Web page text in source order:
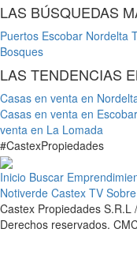
LAS BÚSQUEDAS
Puertos Escobar Nordelta
Bosques
LAS TENDENCIAS
Casas en venta en
Casas en venta en Escobar
venta en La Lomada
#CastexPropiedades
Inicio Buscar
Notiverde Castex TV
Castex Propiedades
Derechos reservados.